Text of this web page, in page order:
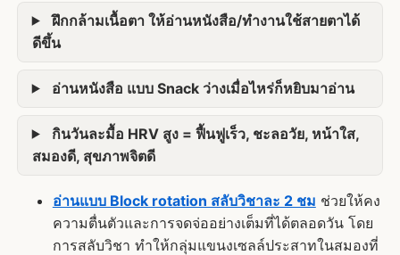
ฝึกกล้ามเนื้อตา ให้อ่านหนังสือ/ทำงานใช้สายตาได้
ดีขึ้น
อ่านหนังสือ แบบ Snack ว่างเมื่อไหร่ก็หยิบมาอ่าน
กินวันละมื้อ HRV สูง = ฟื้นฟูเร็ว, ชะลอวัย, หน้าใส,
สมองดี, สุขภาพจิตดี
อ่านแบบ Block rotation สลับวิชาละ 2 ชม ช่วยให้คง
ความตื่นตัวและการจดจ่ออย่างเต็มที่ได้ตลอดวัน โดย
การสลับวิชา ทำให้กลุ่มแขนงเซลล์ประสาทในสมองที่